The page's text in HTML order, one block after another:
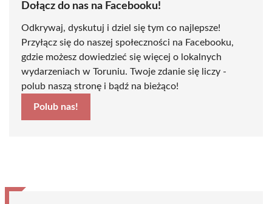
Dołącz do nas na Facebooku!
Odkrywaj, dyskutuj i dziel się tym co najlepsze!
Przyłącz się do naszej społeczności na Facebooku,
gdzie możesz dowiedzieć się więcej o lokalnych
wydarzeniach w Toruniu. Twoje zdanie się liczy -
polub naszą stronę i bądź na bieżąco!
Polub nas!